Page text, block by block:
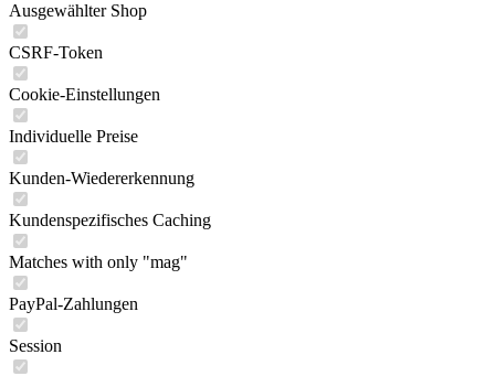
Ausgewählter Shop
CSRF-Token
Cookie-Einstellungen
Individuelle Preise
Kunden-Wiedererkennung
Kundenspezifisches Caching
Matches with only "mag"
PayPal-Zahlungen
Session